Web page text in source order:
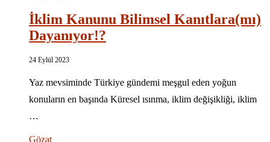
İklim Kanunu Bilimsel Kanıtlara(mı)
Dayanıyor!?
24 Eylül 2023
Yaz mevsiminde Türkiye gündemi meşgul eden yoğun
konuların en başında Küresel ısınma, iklim değişikliği, iklim
…
Gözat